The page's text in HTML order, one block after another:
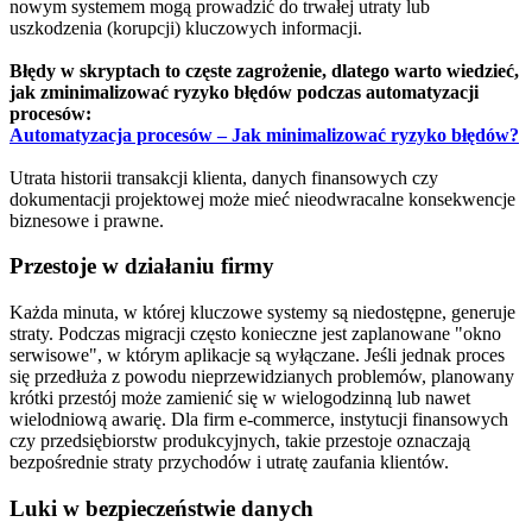
nowym systemem mogą prowadzić do trwałej utraty lub
uszkodzenia (korupcji) kluczowych informacji.
Błędy w skryptach to częste zagrożenie, dlatego warto wiedzieć,
jak zminimalizować ryzyko błędów podczas automatyzacji
procesów:
Automatyzacja procesów – Jak minimalizować ryzyko błędów?
Utrata historii transakcji klienta, danych finansowych czy
dokumentacji projektowej może mieć nieodwracalne konsekwencje
biznesowe i prawne.
Przestoje w działaniu firmy
Każda minuta, w której kluczowe systemy są niedostępne, generuje
straty. Podczas migracji często konieczne jest zaplanowane "okno
serwisowe", w którym aplikacje są wyłączane. Jeśli jednak proces
się przedłuża z powodu nieprzewidzianych problemów, planowany
krótki przestój może zamienić się w wielogodzinną lub nawet
wielodniową awarię. Dla firm e-commerce, instytucji finansowych
czy przedsiębiorstw produkcyjnych, takie przestoje oznaczają
bezpośrednie straty przychodów i utratę zaufania klientów.
Luki w bezpieczeństwie danych